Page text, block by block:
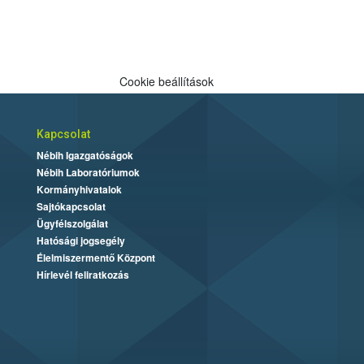
Cookie beállítások
Kapcsolat
Nébih Igazgatóságok
Nébih Laboratóriumok
Kormányhivatalok
Sajtókapcsolat
Ügyfélszolgálat
Hatósági jogsegély
Élelmiszermentő Központ
Hírlevél feliratkozás